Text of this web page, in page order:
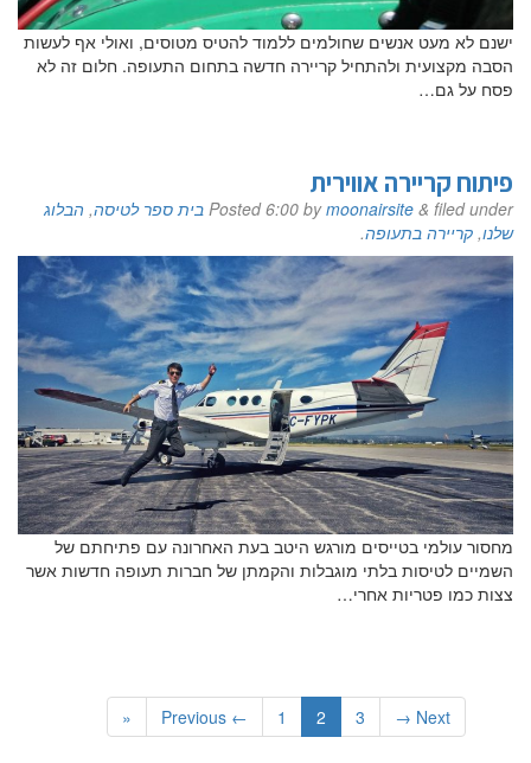
ישנם לא מעט אנשים שחולמים ללמוד להטיס מטוסים, ואולי אף לעשות
הסבה מקצועית ולהתחיל קריירה חדשה בתחום התעופה. חלום זה לא
פסח על גם…
פיתוח קריירה אווירית
Posted6:00 bymoonairsite & filed under בית ספר לטיסה, הבלוג
שלנו, קריירה בתעופה.
מחסור עולמי בטייסים מורגש היטב בעת האחרונה עם פתיחתם של
השמיים לטיסות בלתי מוגבלות והקמתן של חברות תעופה חדשות אשר
צצות כמו פטריות אחרי…
« ← Previous 1 2 3 Next →